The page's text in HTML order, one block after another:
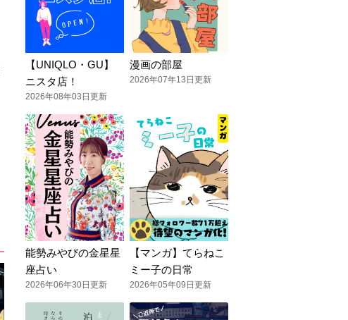
【UNIQLO・GU】
ニスタ店！
2026年08年03日更新
漫画の部屋
2026年07年13日更新
能勢みやびの金星星
座占い
2026年06年30日更新
【マンガ】てらねこ
ミー子の日常
2026年05年09日更新